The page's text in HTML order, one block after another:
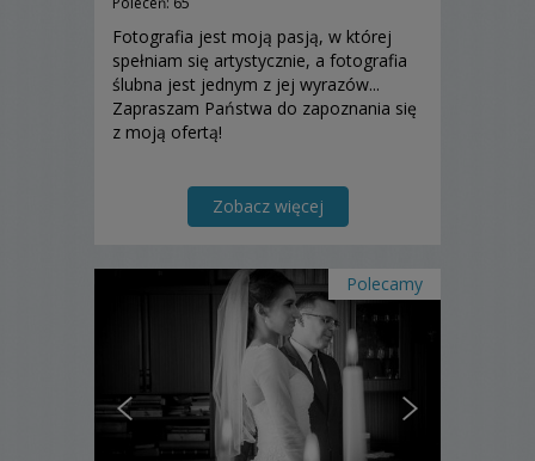
Fotografia jest moją pasją, w której
spełniam się artystycznie, a fotografia
ślubna jest jednym z jej wyrazów...
Zapraszam Państwa do zapoznania się
z moją ofertą!
Zobacz więcej
Polecamy